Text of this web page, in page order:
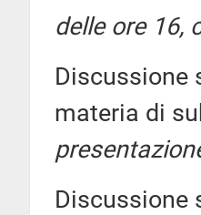
delle ore 16,
Discussione
materia di
Discussione